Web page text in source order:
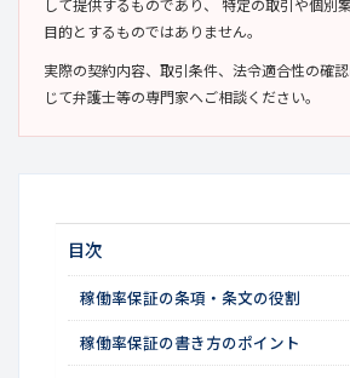
して提供するものであり、 特定の取引や個別
目的とするものではありません。
実際の契約内容、取引条件、法令適合性の確
じて弁護士等の専門家へご相談ください。
目次
稼働率保証の条項・条文の役割
稼働率保証の書き方のポイント